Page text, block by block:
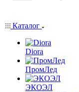
Каталог
Diora
ПромЛед
ЭКОЭЛ